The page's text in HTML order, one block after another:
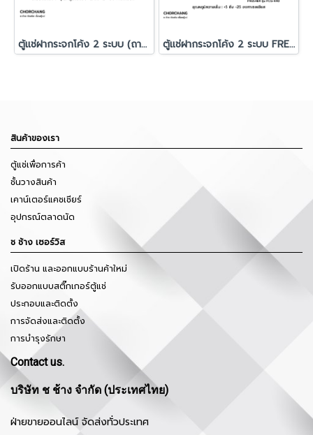
ตู้แช่ฝากระจกโค้ง 2 ระบบ (ถามหลุม) Sanden รุ่น SNC-0850P ตู้แช่ฝากระจกโค้ง 2 ระบบ FRESHER รุ่น FCG-440
สินค้าของเรา
ตู้แช่เพื่อการค้า
ชั้นวางสินค้า
เคาน์เตอร์แคชเชียร์
อุปกรณ์ตลาดนัด
ช ช้าง เซอร์วิส
เปิดร้าน และออกแบบร้านค้าใหม่
รับออกแบบสติ๊กเกอร์ตู้แช่
ประกอบและติดตั้ง
การจัดส่งและติดตั้ง
การบำรุงรักษา
Contact us.
บริษัท ช ช้าง จำกัด (ประเทศไทย)
ฝ่ายขายออนไลน์ จัดส่งทั่วประเทศ